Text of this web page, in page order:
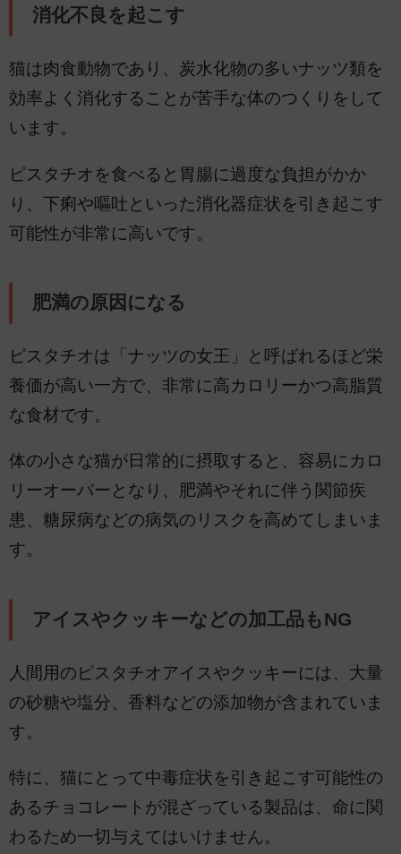
消化不良を起こす
猫は肉食動物であり、炭水化物の多いナッツ類を
効率よく消化することが苦手な体のつくりをして
います。
ピスタチオを食べると胃腸に過度な負担がかか
り、下痢や嘔吐といった消化器症状を引き起こす
可能性が非常に高いです。
肥満の原因になる
ピスタチオは「ナッツの女王」と呼ばれるほど栄
養価が高い一方で、非常に高カロリーかつ高脂質
な食材です。
体の小さな猫が日常的に摂取すると、容易にカロ
リーオーバーとなり、肥満やそれに伴う関節疾
患、糖尿病などの病気のリスクを高めてしまいま
す。
アイスやクッキーなどの加工品もNG
人間用のピスタチオアイスやクッキーには、大量
の砂糖や塩分、香料などの添加物が含まれていま
す。
特に、猫にとって中毒症状を引き起こす可能性の
あるチョコレートが混ざっている製品は、命に関
わるため一切与えてはいけません。